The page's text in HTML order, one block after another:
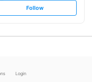
s
l
Follow
Login